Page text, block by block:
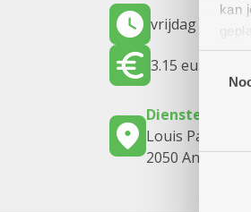
kan
vrijdag 11
3.15 euro
Louis Paul
2050